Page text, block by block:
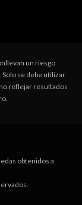
un riesgo
se debe utilizar
reflejar resultados
obtenidos a